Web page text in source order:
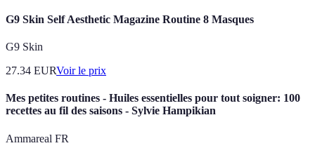
G9 Skin Self Aesthetic Magazine Routine 8 Masques
G9 Skin
27.34 EURVoir le prix
Mes petites routines - Huiles essentielles pour tout soigner: 100
recettes au fil des saisons - Sylvie Hampikian
Ammareal FR